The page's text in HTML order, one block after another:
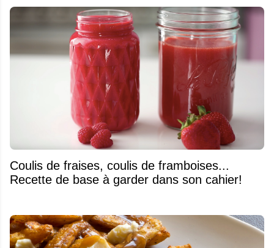
Coulis de fraises, coulis de framboises...
Recette de base à garder dans son cahier!